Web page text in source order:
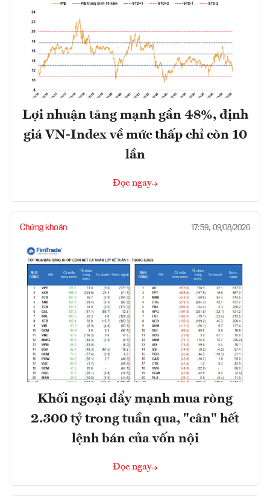
Lợi nhuận tăng mạnh gần 48%, định
giá VN-Index về mức thấp chỉ còn 10
lần
Đọc ngay
Chứng khoán 17:59, 09/08/2026
Khối ngoại đẩy mạnh mua ròng
2.300 tỷ trong tuần qua, "cân" hết
lệnh bán của vốn nội
Đọc ngay